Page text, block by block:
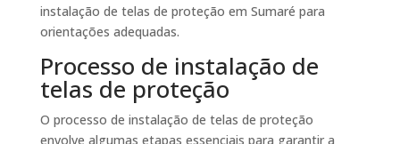
instalação de telas de proteção em Sumaré para
orientações adequadas.
Processo de instalação de
telas de proteção
O processo de instalação de telas de proteção
envolve algumas etapas essenciais para garantir a